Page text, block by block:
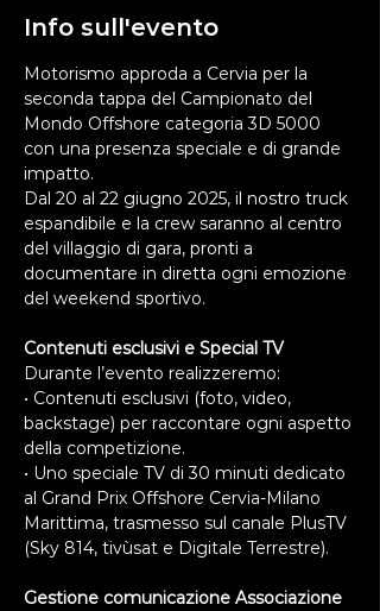
Info sull'evento
Motorismo approda a Cervia per la
seconda tappa del Campionato del
Mondo Offshore categoria 3D 5000
con una presenza speciale e di grande
impatto.
Dal 20 al 22 giugno 2025, il nostro truck
espandibile e la crew saranno al centro
del villaggio di gara, pronti a
documentare in diretta ogni emozione
del weekend sportivo.
Contenuti esclusivi e Special TV
Durante l’evento realizzeremo:
• Contenuti esclusivi (foto, video,
backstage) per raccontare ogni aspetto
della competizione.
• Uno speciale TV di 30 minuti dedicato
al Grand Prix Offshore Cervia-Milano
Marittima, trasmesso sul canale PlusTV
(Sky 814, tivùsat e Digitale Terrestre).
Gestione comunicazione Associazione